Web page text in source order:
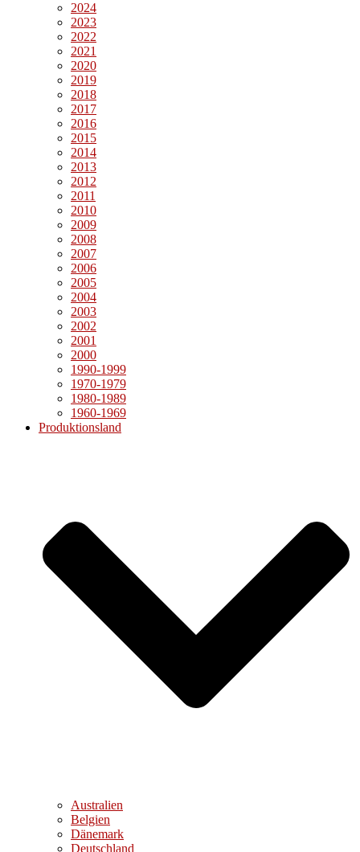
2024
2023
2022
2021
2020
2019
2018
2017
2016
2015
2014
2013
2012
2011
2010
2009
2008
2007
2006
2005
2004
2003
2002
2001
2000
1990-1999
1970-1979
1980-1989
1960-1969
Produktionsland
Australien
Belgien
Dänemark
Deutschland